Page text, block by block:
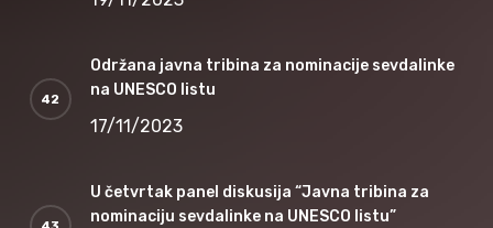
Održana javna tribina za nominacije sevdalinke
na UNESCO listu
17/11/2023
U četvrtak panel diskusija “Javna tribina za
nominaciju sevdalinke na UNESCO listu”